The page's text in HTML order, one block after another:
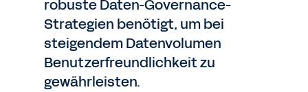
robuste Daten-Governance-
Strategien benötigt, um bei
steigendem Datenvolumen
Benutzerfreundlichkeit zu
gewährleisten.